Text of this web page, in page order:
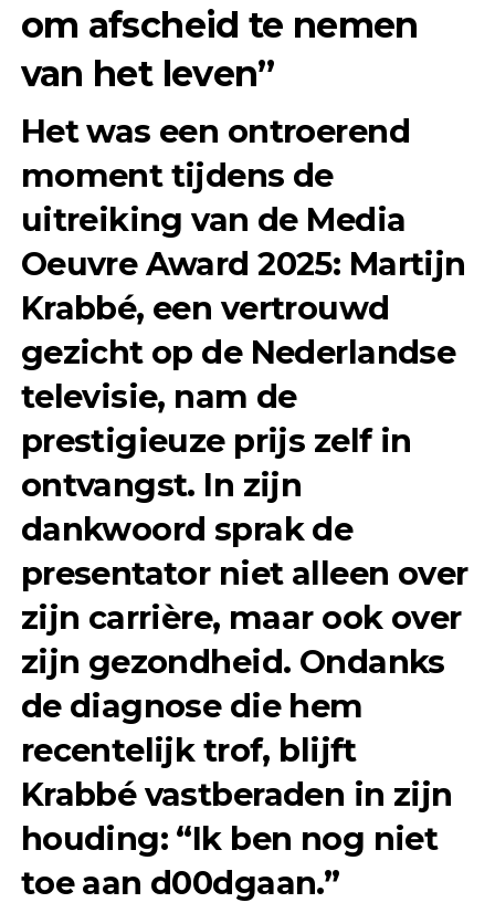
om afscheid te nemen
van het leven”
Het was een ontroerend
moment tijdens de
uitreiking van de Media
Oeuvre Award 2025: Martijn
Krabbé, een vertrouwd
gezicht op de Nederlandse
televisie, nam de
prestigieuze prijs zelf in
ontvangst. In zijn
dankwoord sprak de
presentator niet alleen over
zijn carrière, maar ook over
zijn gezondheid. Ondanks
de diagnose die hem
recentelijk trof, blijft
Krabbé vastberaden in zijn
houding: “Ik ben nog niet
toe aan d00dgaan.”